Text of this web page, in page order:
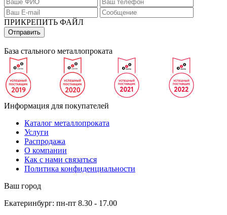
ПРИКРЕПИТЬ ФАЙЛ
База стального металлопроката
Информация для покупателей
Каталог металлопроката
Услуги
Распродажа
О компании
Как с нами связаться
Политика конфиденциальности
Ваш город
Екатеринбург: пн-пт 8.30 - 17.00